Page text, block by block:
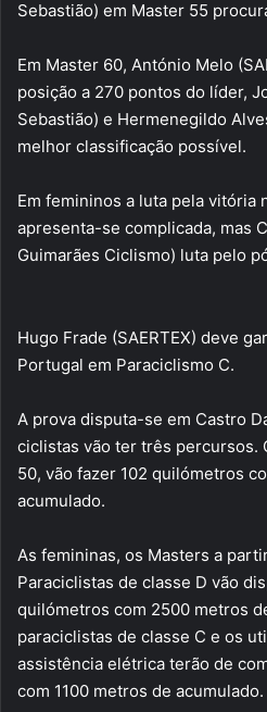
Sebastião) em Master 55
Em Master 60, António Melo
posição a 270 pontos do líder,
Sebastião) e Hermenegildo
melhor classificação possível.
Em femininos a luta pela vitória
apresenta-se complicada, mas
Guimarães Ciclismo) luta pelo
Hugo Frade (SAERTEX) deve
Portugal em Paraciclismo C.
A prova disputa-se em Castro
ciclistas vão ter três percursos.
50, vão fazer 102 quilómetros
acumulado.
As femininas, os Masters a
Paraciclistas de classe D vão
quilómetros com 2500 metros
paraciclistas de classe C e os
assistência elétrica terão de
com 1100 metros de acumulado.